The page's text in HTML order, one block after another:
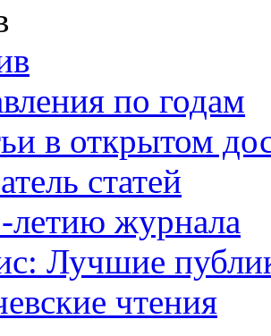
по годам
в открытом
статей
летию журнала
Лучшие
чтения